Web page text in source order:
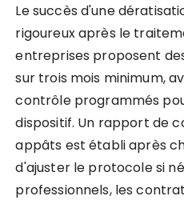
Le succès d'une
rigoureux après le
entreprises proposent
sur trois mois minimum,
contrôle programmés
dispositif. Un rapport de
appâts est établi après
d'ajuster le protocole si
professionnels, les